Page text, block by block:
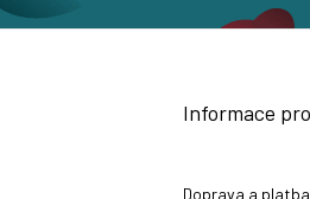
Informace
Doprava a platba